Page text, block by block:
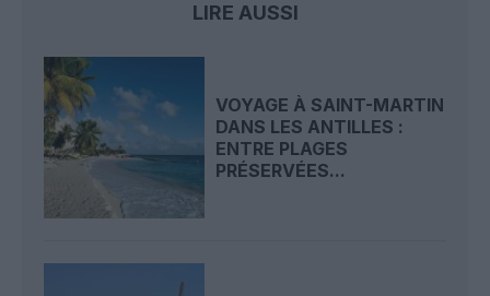
LIRE AUSSI
VOYAGE À SAINT-MARTIN
DANS LES ANTILLES :
ENTRE PLAGES
PRÉSERVÉES...